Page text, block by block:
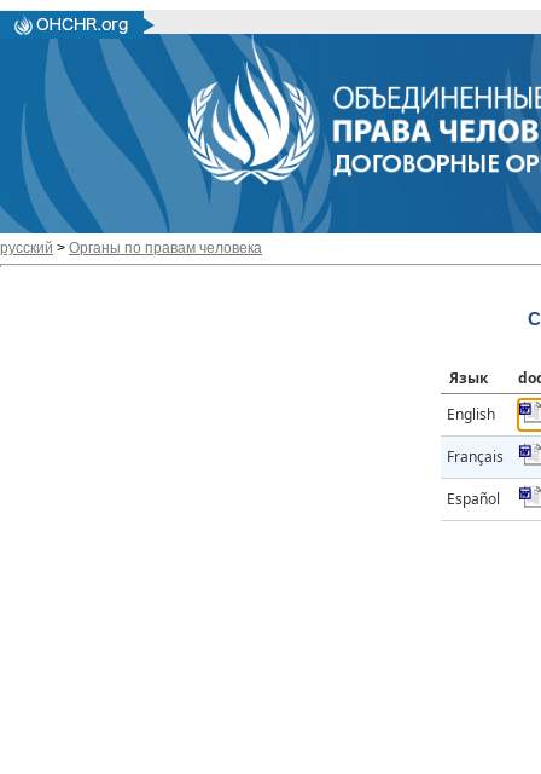
русский > Органы по правам человека
Язык
English
Français
Español